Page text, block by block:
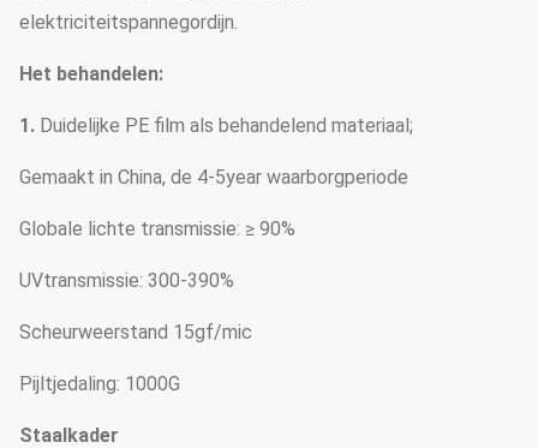
elektriciteitspannegordijn.
Het behandelen:
1. Duidelijke PE film als behandelend materiaal;
Gemaakt in China, de 4-5year waarborgperiode
Globale lichte transmissie: ≥ 90%
UVtransmissie: 300-390%
Scheurweerstand 15gf/mic
Pijltjedaling: 1000G
Staalkader